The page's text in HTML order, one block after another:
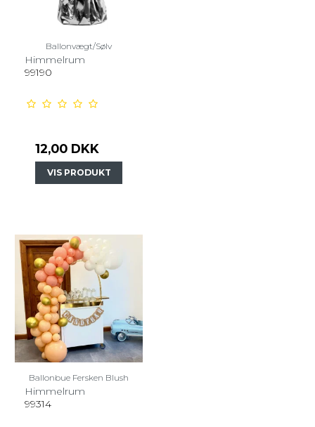
Ballonvægt/Sølv
Himmelrum
99190
12,00 DKK
VIS PRODUKT
Ballonbue Fersken Blush
Himmelrum
99314